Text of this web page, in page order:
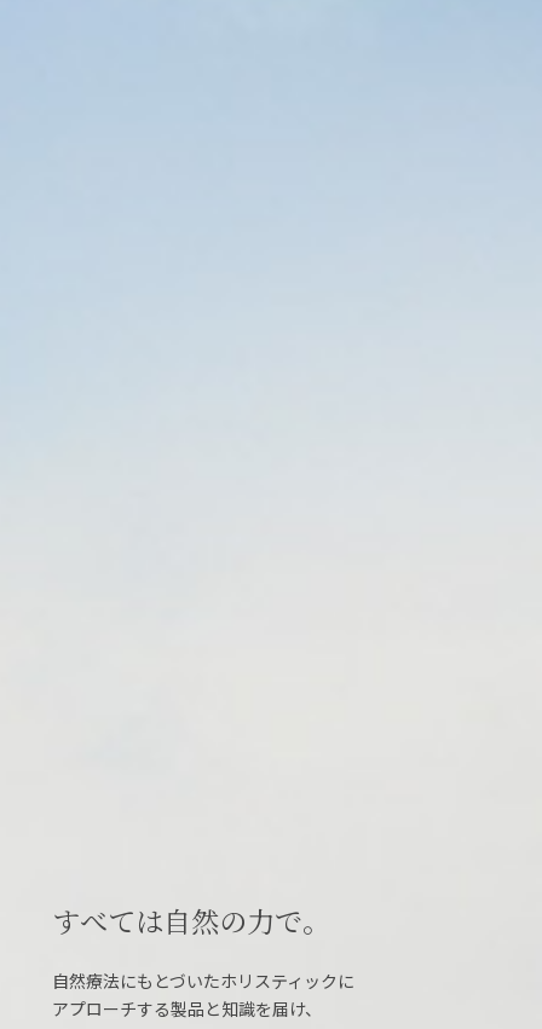
すべては自然の力で。
自然療法にもとづいたホリスティックに
アプローチする製品と知識を届け、